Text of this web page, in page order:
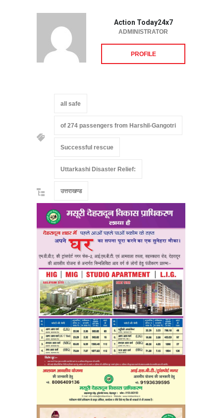
Action Today24x7
ADMINISTRATOR
PROFILE
all safe
of 274 passengers from Harshil-Gangotri
Successful rescue
Uttarkashi Disaster Relief:
उत्तराखण्ड